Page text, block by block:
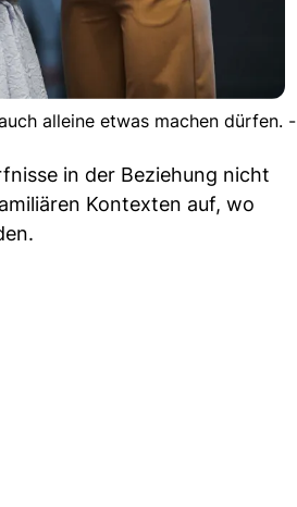
alleine etwas machen dürfen. -
in der Beziehung nicht
Kontexten auf, wo